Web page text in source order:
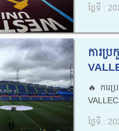
ថ្ងៃទី :
ការប្
🔥ការ
ថ្ងៃទី :